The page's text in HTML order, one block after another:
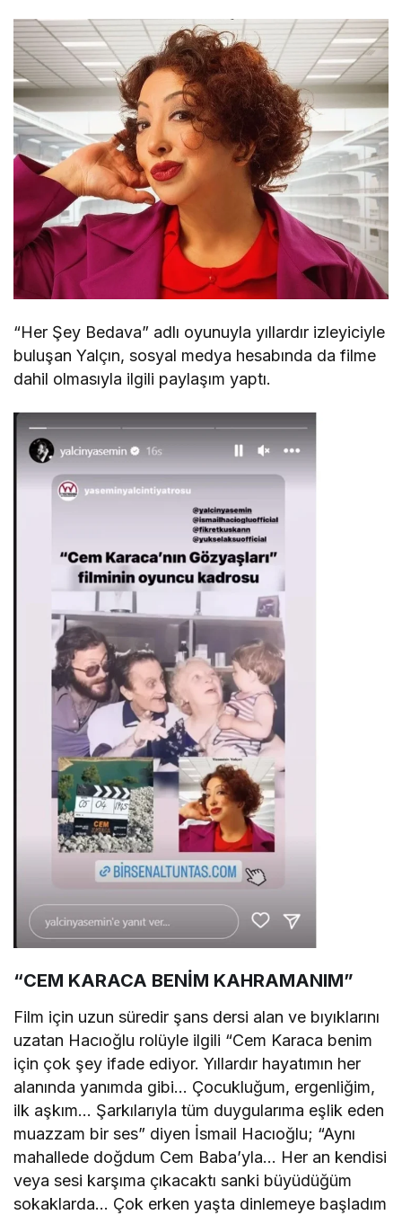
“Her Şey Bedava” adlı oyunuyla yıllardır izleyiciyle
buluşan Yalçın, sosyal medya hesabında da filme
dahil olmasıyla ilgili paylaşım yaptı.
“CEM KARACA BENİM KAHRAMANIM”
Film için uzun süredir şans dersi alan ve bıyıklarını
uzatan Hacıoğlu rolüyle ilgili “Cem Karaca benim
için çok şey ifade ediyor. Yıllardır hayatımın her
alanında yanımda gibi… Çocukluğum, ergenliğim,
ilk aşkım… Şarkılarıyla tüm duygularıma eşlik eden
muazzam bir ses” diyen İsmail Hacıoğlu; “Aynı
mahallede doğdum Cem Baba’yla… Her an kendisi
veya sesi karşıma çıkacaktı sanki büyüdüğüm
sokaklarda… Çok erken yaşta dinlemeye başladım